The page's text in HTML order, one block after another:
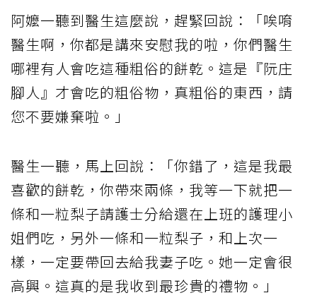
阿嬤一聽到醫生這麼說，趕緊回說：「唉唷
醫生啊，你都是講來安慰我的啦，你們醫生
哪裡有人會吃這種粗俗的餅乾。這是『阮庄
腳人』才會吃的粗俗物，真粗俗的東西，請
您不要嫌棄啦。」
醫生一聽，馬上回說：「你錯了，這是我最
喜歡的餅乾，你帶來兩條，我等一下就把一
條和一粒梨子請護士分給還在上班的護理小
姐們吃，另外一條和一粒梨子，和上次一
樣，一定要帶回去給我妻子吃。她一定會很
高興。這真的是我收到最珍貴的禮物。」